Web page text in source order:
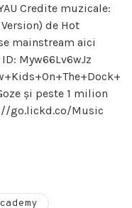
Credite muzicale:
de Hot
mainstream aici
Myw66Lv6wJz
și peste 1 milion
go.lickd.co/Music